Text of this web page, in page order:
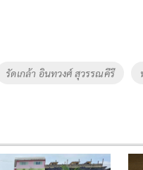
รัดเกล้า อินทวงศ์ สุวรรณคีรี